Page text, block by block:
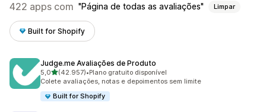
422 apps com Página de todas as avaliações Limpar
Built for Shopify
Judge.me Avaliações de Produto
5,0de 5 estrelas
(42.957)
42957 avaliações ao todo
•Plano gratuito disponível
Colete avaliações, notas e depoimentos sem limite
Built for Shopify